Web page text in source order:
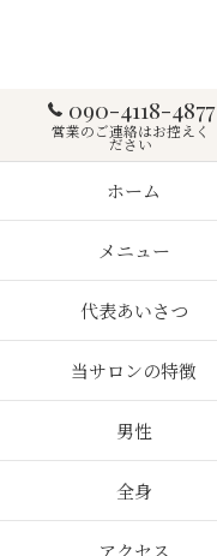
090-4118-4877
営業のご連絡はお控えく
ださい
ホーム
メニュー
代表あいさつ
当サロンの特徴
男性
全身
アクセス